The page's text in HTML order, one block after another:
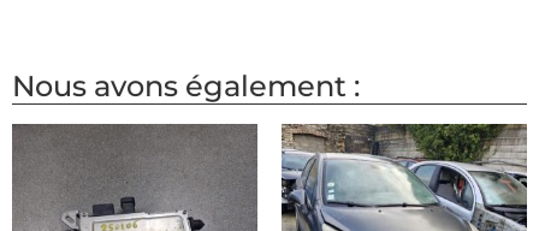
Nous avons également :